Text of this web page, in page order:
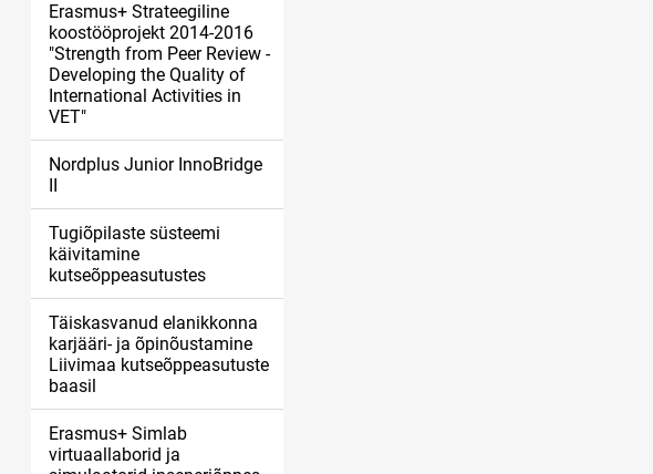
Erasmus+ Strateegiline
koostööprojekt 2014-2016
"Strength from Peer Review -
Developing the Quality of
International Activities in
VET"
Nordplus Junior InnoBridge
II
Tugiõpilaste süsteemi
käivitamine
kutseõppeasutustes
Täiskasvanud elanikkonna
karjääri- ja õpinõustamine
Liivimaa kutseõppeasutuste
baasil
Erasmus+ Simlab
virtuaallaborid ja